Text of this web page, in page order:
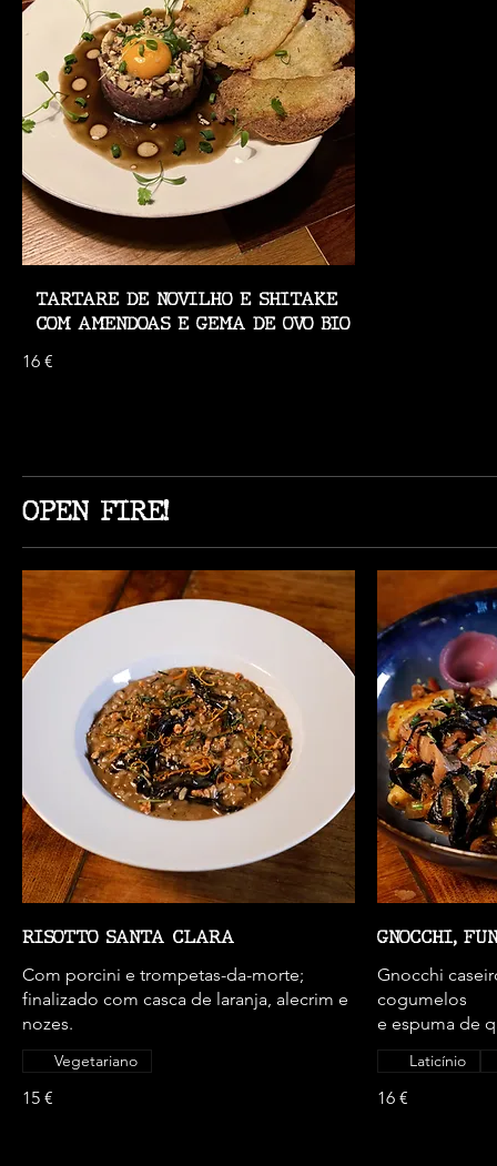
TARTARE DE NOVILHO E SHITAKE
COM AMENDOAS E GEMA DE OVO BIO
16 €
OPEN FIRE!
RISOTTO SANTA CLARA
Com porcini e trompetas-da-morte;
finalizado com casca de laranja, alecrim e
nozes.
15 €
Vegetariano
GNOCCHI,
Gnocchi
cogumelos
e espuma de
16 €
Laticínio